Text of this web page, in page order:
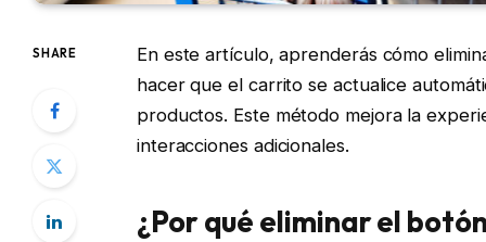
SHARE
En este artículo, aprenderás cómo
hacer que el carrito se actualice
productos. Este método mejora la
interacciones adicionales.
¿Por qué eliminar el